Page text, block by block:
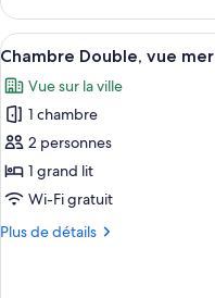
lits
jumeaux,
vue
mer
le
type
de
Chambre
avec
lits
jumeaux,
vue
mer
Afficher
toutes
les
photos
pour
ce
type
chambre :
11
Chambre Double, vue mer
Vue sur la ville
1 chambre
2 personnes
1 grand lit
Wi-Fi gratuit
Plus de détails
Plus